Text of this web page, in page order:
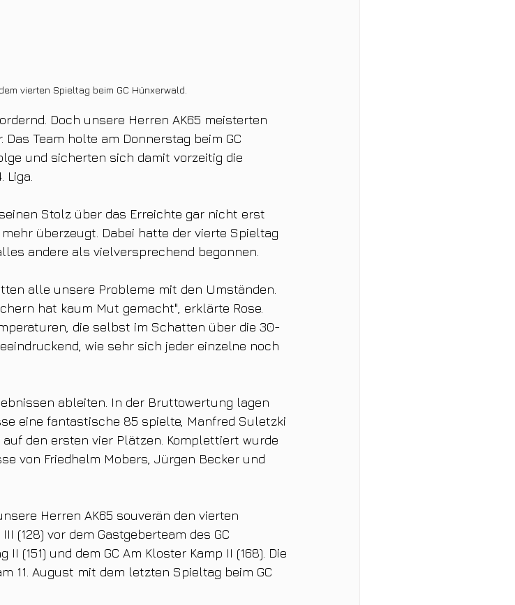
vierten Spieltag beim GC Hünxerwald.
Doch unsere Herren AK65 meisterten
Team holte am Donnerstag beim GC
und sicherten sich damit vorzeitig die
Liga.
Stolz über das Erreichte gar nicht erst
überzeugt. Dabei hatte der vierte Spieltag
andere als vielversprechend begonnen.
alle unsere Probleme mit den Umständen.
hat kaum Mut gemacht", erklärte Rose.
die selbst im Schatten über die 30-
wie sehr sich jeder einzelne noch
ableiten. In der Bruttowertung lagen
eine fantastische 85 spielte, Manfred Suletzki
den ersten vier Plätzen. Komplettiert wurde
von Friedhelm Mobers, Jürgen Becker und
Herren AK65 souverän den vierten
(128) vor dem Gastgeberteam des GC
(151) und dem GC Am Kloster Kamp II (168). Die
11. August mit dem letzten Spieltag beim GC